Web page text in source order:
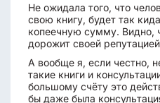
Не ожидала того, что
свою книгу, будет так
копеечную сумму. Видно,
дорожит своей
А вообще я, если честно,
такие книги и
большому счёту это
бы даже была